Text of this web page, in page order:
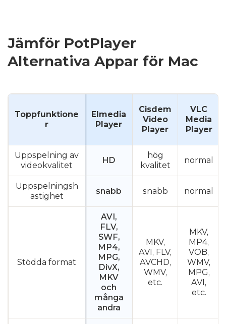
Jämför PotPlayer
Alternativa Appar för Mac
Toppfunktione
r
Elmedia
Player
Cisdem
Video
Player
VLC
Media
Player
Uppspelning av
videokvalitet
HD
hög
kvalitet
normal
Uppspelningsh
astighet
snabb snabb normal
Stödda format
AVI,
FLV,
SWF,
MP4,
MPG,
DivX,
MKV
och
många
andra
MKV,
AVI, FLV,
AVCHD,
WMV,
etc.
MKV,
MP4,
VOB,
WMV,
MPG,
AVI,
etc.